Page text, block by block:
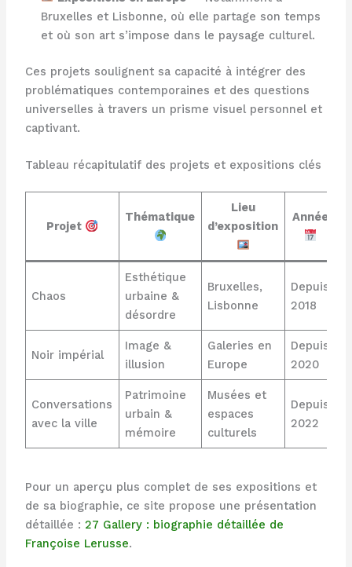
Bruxelles et Lisbonne, où elle partage son temps
et où son art s’impose dans le paysage culturel.
Ces projets soulignent sa capacité à intégrer des
problématiques contemporaines et des questions
universelles à travers un prisme visuel personnel et
captivant.
Tableau récapitulatif des projets et expositions clés
Projet
Thématique
Lieu
d’exposition
Année
Chaos
Esthétique
urbaine &
désordre
Bruxelles,
Lisbonne
Depuis
2018
Noir impérial
Image &
illusion
Galeries en
Europe
Depuis
2020
Conversations
avec la ville
Patrimoine
urbain &
mémoire
Musées et
espaces
culturels
Depuis
2022
Pour un aperçu plus complet de ses expositions et
de sa biographie, ce site propose une présentation
détaillée : 27 Gallery : biographie détaillée de
Françoise Lerusse.